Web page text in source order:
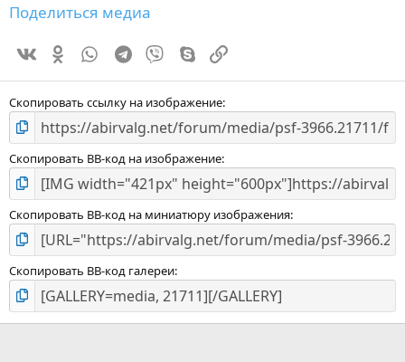
Поделиться медиа
Ok WhatsAppTelegram
Viber SkypeСсылка
Скопировать ссылку на изображение
Скопировать BB-код на изображение
Скопировать BB-код на миниатюру изображения
Скопировать BB-код галереи